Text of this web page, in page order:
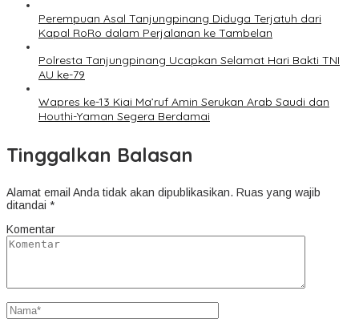
Perempuan Asal Tanjungpinang Diduga Terjatuh dari
Kapal RoRo dalam Perjalanan ke Tambelan
Polresta Tanjungpinang Ucapkan Selamat Hari Bakti TNI
AU ke-79
Wapres ke-13 Kiai Ma’ruf Amin Serukan Arab Saudi dan
Houthi-Yaman Segera Berdamai
Tinggalkan Balasan
Alamat email Anda tidak akan dipublikasikan. Ruas yang wajib
ditandai *
Komentar